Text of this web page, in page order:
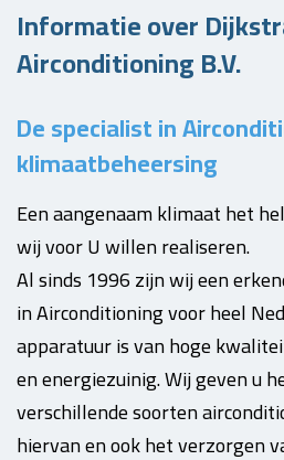
Informatie over
Airconditioning B.V.
De specialist in
klimaatbeheersing
Een aangenaam klimaat het
wij voor U willen realiseren.
Al sinds 1996 zijn wij een
in Airconditioning voor heel
apparatuur is van hoge
en energiezuinig. Wij geven u
verschillende soorten
hiervan en ook het verzorgen